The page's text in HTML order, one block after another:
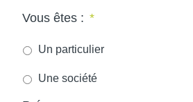
Vous êtes : *
Un particulier
Une société